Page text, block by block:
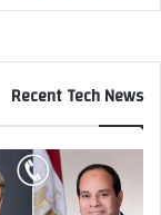
Recent Tech News